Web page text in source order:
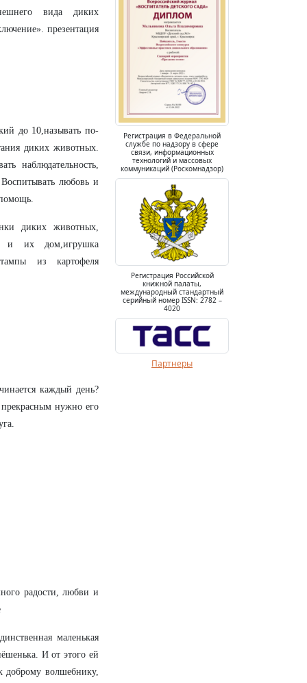
вида диких
презентация
до 10,называть по-
диких животных.
наблюдательность,
любовь и
диких животных,
и их дом,игрушка
из картофеля
каждый день?
нужно его
радости, любви и
маленькая
И от этого ей
доброму волшебнику,
Регистрация в Федеральной
службе по надзору в сфере
связи, информационных
технологий и массовых
коммуникаций (Роскомнадзор)
Регистрация Российской
книжной палаты,
международный стандартный
серийный номер ISSN: 2782 –
4020
Партнеры